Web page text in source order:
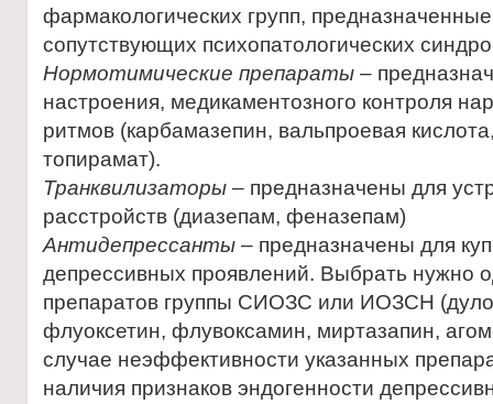
фармакологических групп,
сопутствующих психопатологических
Нормотимические препараты –
настроения, медикаментозного контроля
ритмов (карбамазепин, вальпроевая
топирамат).
Транквилизаторы – предназначены для
расстройств (диазепам, феназепам)
Антидепрессанты – предназначены для
депрессивных проявлений. Выбрать нужно
препаратов группы СИОЗС или ИОЗСН
флуоксетин, флувоксамин, миртазапин,
случае неэффективности указанных
наличия признаков эндогенности